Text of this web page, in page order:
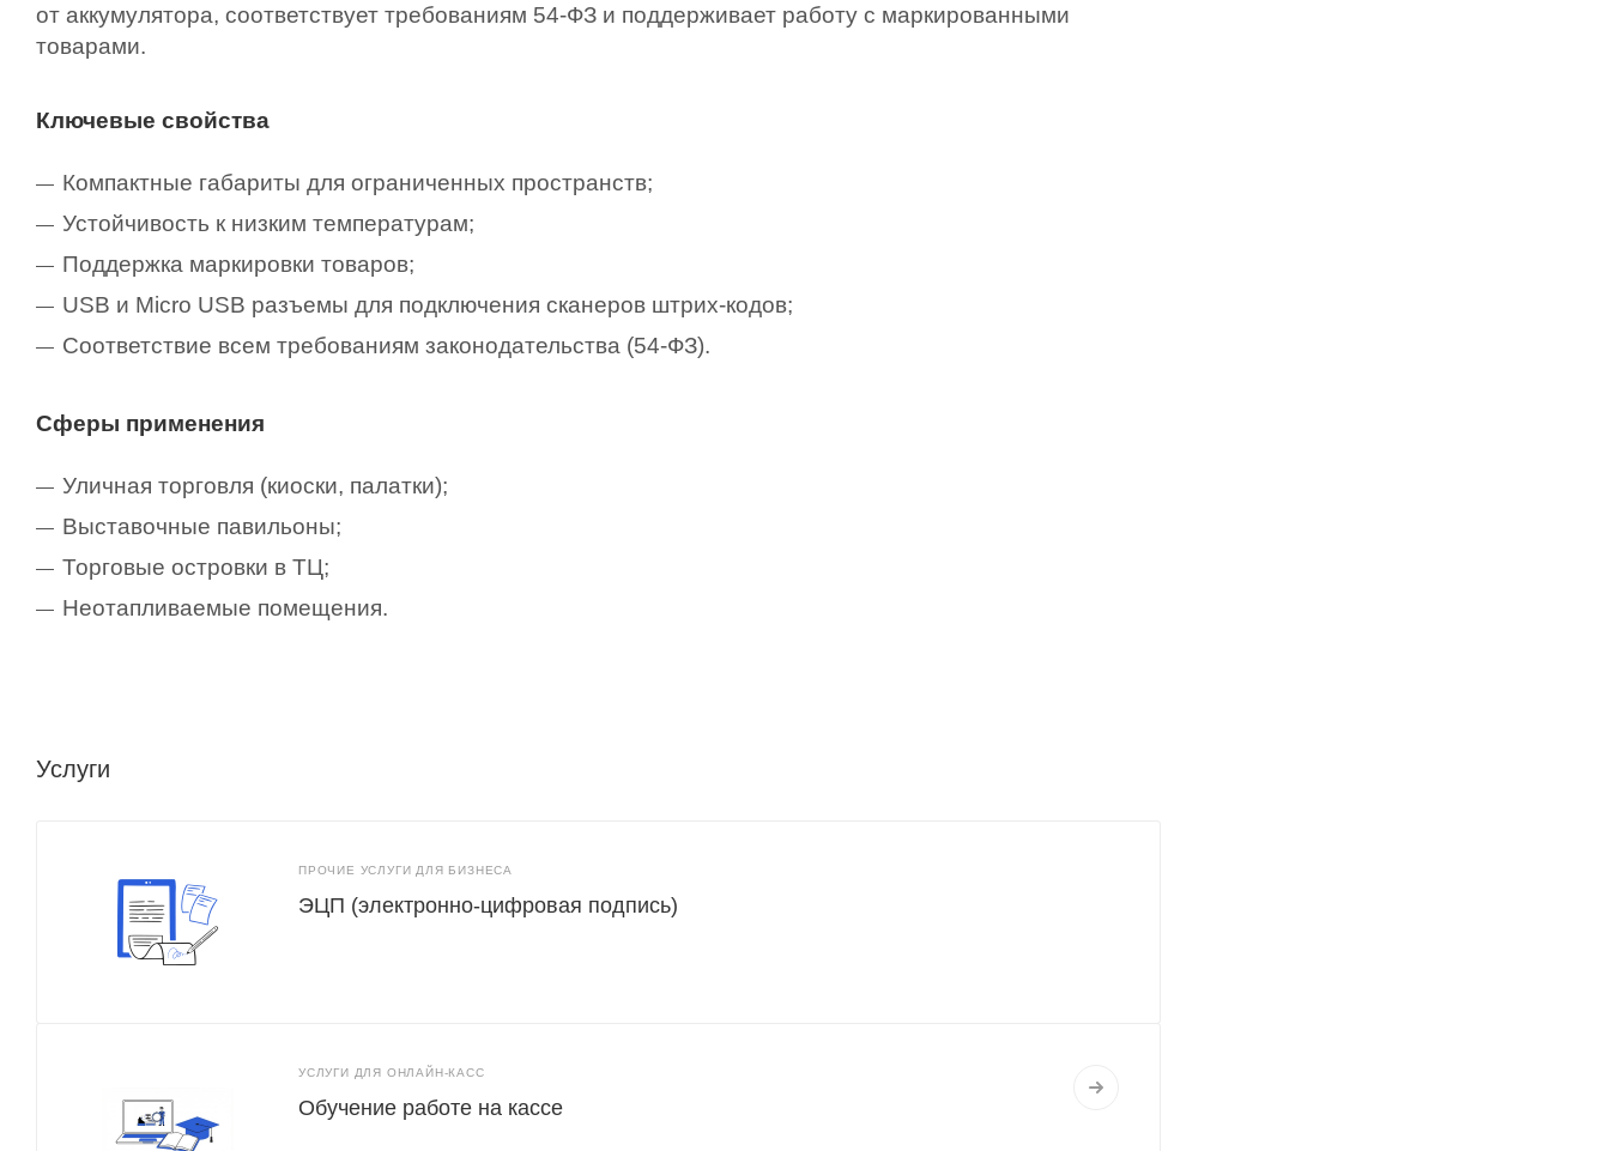
от аккумулятора, соответствует требованиям 54-ФЗ и поддерживает работу с маркированными
товарами.
Ключевые свойства
Компактные габариты для ограниченных пространств;
Устойчивость к низким температурам;
Поддержка маркировки товаров;
USB и Micro USB разъемы для подключения сканеров штрих-кодов;
Соответствие всем требованиям законодательства (54-ФЗ).
Сферы применения
Уличная торговля (киоски, палатки);
Выставочные павильоны;
Торговые островки в ТЦ;
Неотапливаемые помещения.
Услуги
ПРОЧИЕ УСЛУГИ ДЛЯ БИЗНЕСА
ЭЦП (электронно-цифровая подпись)
УСЛУГИ ДЛЯ ОНЛАЙН-КАСС
Обучение работе на кассе